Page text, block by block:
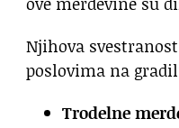
Njihova
poslovima na
Trodelne